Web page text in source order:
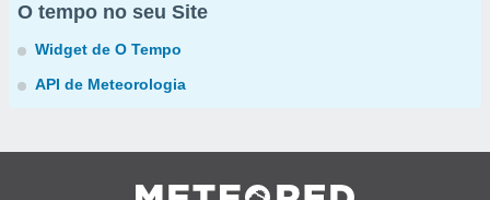
O tempo no seu Site
Widget de O Tempo
API de Meteorologia